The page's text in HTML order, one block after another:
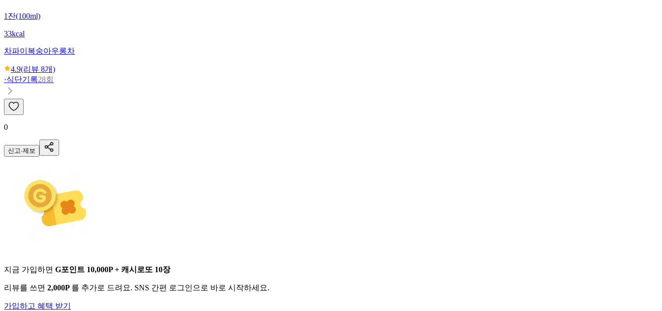
1잔(100ml)
33kcal
차파이 복숭아우롱차
4.9(리뷰 8개)
·식단기록28회
0
신고·제보
지금 가입하면 G포인트 10,000P + 캐시로또 10장
리뷰를 쓰면 2,000P 를 추가로 드려요. SNS 간편 로그인으로 바로 시작하세요.
가입하고 혜택 받기